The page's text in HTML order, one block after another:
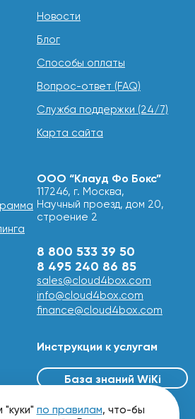
Новости
Блог
Способы оплаты
Вопрос-ответ (FAQ)
Служба поддержки (24/7)
Карта сайта
ООО “Клауд Фо Бокс”
117246, г. Москва,
Научный проезд, дом 20,
строение 2
8 800 533 39 50
8 495 240 86 85
sales@cloud4box.com
info@cloud4box.com
finance@cloud4box.com
Инструкции к услугам
База знаний WiKi
по правилам, что-бы